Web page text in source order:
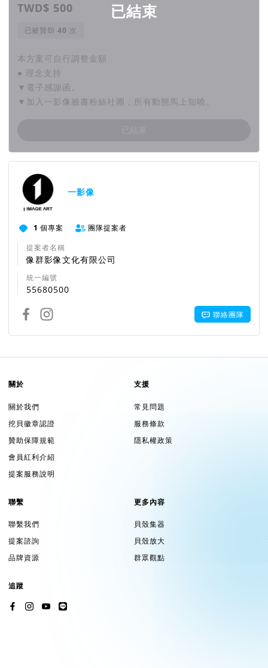
大部分的人，對於這塊土地上的攝影創作者感到陌生，
在不求相對回饋的情況之下，是什麼讓這些人繼續前進？
而又有多少人知道這些人正在堅持的事。
或是不穩定的攝影接案來維持創作與生活，
並設法在時間與日常的空檔中完成創作。
關於創作的熱情成為唯一的驅動，
現況生活容易耗盡熱情，一旦耗盡，創作就停止，價值也
就不在。
台灣的攝影創作者處境艱難，
窘境，
而對攝影創作者而言，展覽往往又是定義自身創作價值的
也因此就缺乏了收藏的觀念。
時間與資金的相互拉扯，
一直就像一顆大石擋在我們前面，
我們需要更多援手，幫我們一起推開這顆大石。
一影像
1 個專案
團隊提案者
提案者名稱
像群影像文化有限公司
統一編號
55680500
聯絡團隊
已結束
TWD$ 500
已被贊助 次
本方案可自行調整金額
● 理念支持
▼電子感謝函。
▼加入一影像臉書粉絲社團，所有動態馬上知曉。
關於
關於我們
挖貝徽章認證
贊助保障規範
會員紅利介紹
提案服務說明
支援
常見問題
服務條款
隱私權政策
聯繫
聯繫我們
提案諮詢
品牌資源
更多內容
貝殼集器
貝殼放大
群眾觀點
追蹤